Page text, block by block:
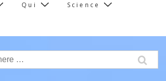
Qui Science